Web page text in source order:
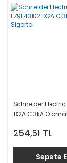
Schneider Electric
1X2A C 3kA
254,61 TL
Sepete
Yardımcı
OG Trafo
Yüksükler
RGB LED Görsel
Kablolar
Vantilatör